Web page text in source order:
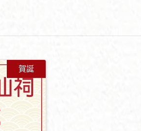
賀誕